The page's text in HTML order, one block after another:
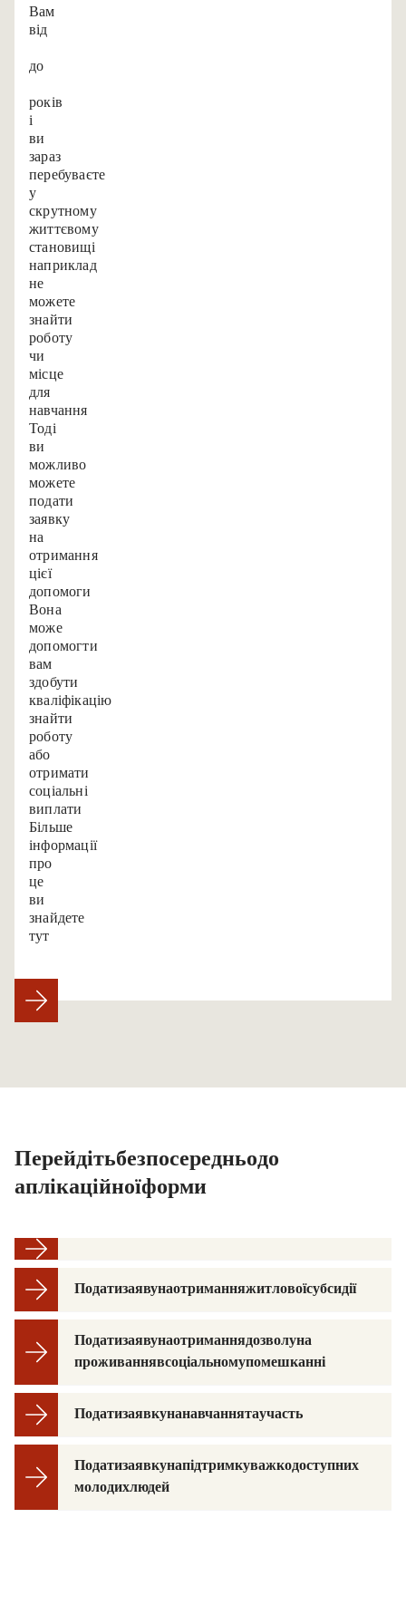
Вам
від
до
років,
і
ви
зараз
перебуваєте
у
скрутному
життєвому
становищі,
наприклад,
не
можете
знайти
роботу
чи
місце
для
навчання?
Тоді
ви,
можливо,
можете
подати
заявку
на
отримання
цієї
допомоги.
Вона
може
допомогти
вам
здобути
кваліфікацію,
знайти
роботу
або
отримати
соціальні
виплати.
Більше
інформації
про
це
ви
знайдете
тут.
Перейдіть безпосередньо до
аплікаційної форми
Подати заяву на отримання житлової субсидії
Подати заяву на отримання дозволу на
проживання в соціальному помешканні
Подати заявку на навчання та участь
Подати заявку на підтримку важкодоступних
молодих людей